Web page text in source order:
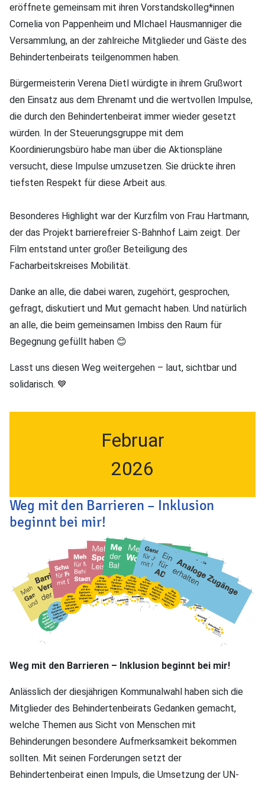
eröffnete gemeinsam mit ihren Vorstandskolleg*innen
Cornelia von Pappenheim und MIchael Hausmanniger die
Versammlung, an der zahlreiche Mitglieder und Gäste des
Behindertenbeirats teilgenommen haben.
Bürgermeisterin Verena Dietl würdigte in ihrem Grußwort
den Einsatz aus dem Ehrenamt und die wertvollen Impulse,
die durch den Behindertenbeirat immer wieder gesetzt
würden. In der Steuerungsgruppe mit dem
Koordinierungsbüro habe man über die Aktionspläne
versucht, diese Impulse umzusetzen. Sie drückte ihren
tiefsten Respekt für diese Arbeit aus.
Besonderes Highlight war der Kurzfilm von Frau Hartmann,
der das Projekt barrierefreier S-Bahnhof Laim zeigt. Der
Film entstand unter großer Beteiligung des
Facharbeitskreises Mobilität.
Danke an alle, die dabei waren, zugehört, gesprochen,
gefragt, diskutiert und Mut gemacht haben. Und natürlich
an alle, die beim gemeinsamen Imbiss den Raum für
Begegnung gefüllt haben 😊
Lasst uns diesen Weg weitergehen – laut, sichtbar und
solidarisch. 💙
Februar
2026
Weg mit den Barrieren – Inklusion
beginnt bei mir!
Weg mit den Barrieren – Inklusion beginnt bei mir!
Anlässlich der diesjährigen Kommunalwahl haben sich die
Mitglieder des Behindertenbeirats Gedanken gemacht,
welche Themen aus Sicht von Menschen mit
Behinderungen besondere Aufmerksamkeit bekommen
sollten. Mit seinen Forderungen setzt der
Behindertenbeirat einen Impuls, die Umsetzung der UN-